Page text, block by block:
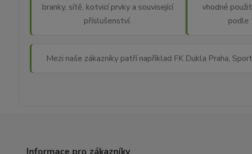
branky, sítě, kotvicí prvky a související
příslušenství.
vhodné
podle
Mezi naše zákazníky patří například FK Dukla Praha,
Informace pro zákazníky